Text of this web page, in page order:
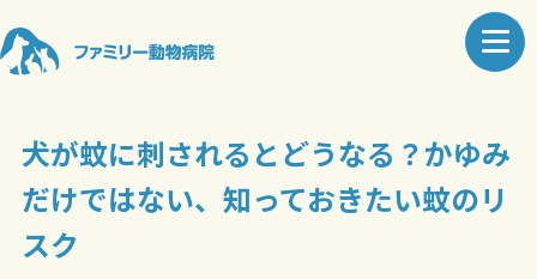
犬が蚊に刺されるとどうなる？かゆみ
だけではない、知っておきたい蚊のリ
スク